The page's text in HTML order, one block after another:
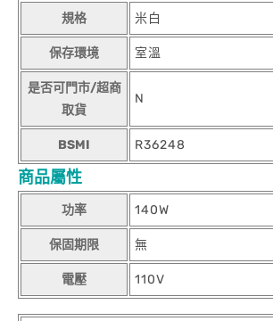
規格 米白
保存環境 室溫
是否可門市/超商
取貨
N
BSMI R36248
商品屬性
功率 140W
保固期限 無
電壓 110V